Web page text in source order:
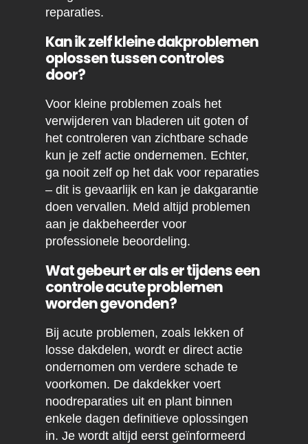
reparaties.
Kan ik zelf kleine dakproblemen
oplossen tussen controles
door?
Voor kleine problemen zoals het
verwijderen van bladeren uit goten of
het controleren van zichtbare schade
kun je zelf actie ondernemen. Echter,
ga nooit zelf op het dak voor reparaties
– dit is gevaarlijk en kan je dakgarantie
doen vervallen. Meld altijd problemen
aan je dakbeheerder voor
professionele beoordeling.
Wat gebeurt er als er tijdens een
controle acute problemen
worden gevonden?
Bij acute problemen, zoals lekken of
losse dakdelen, wordt er direct actie
ondernomen om verdere schade te
voorkomen. De dakdekker voert
noodreparaties uit en plant binnen
enkele dagen definitieve oplossingen
in. Je wordt altijd eerst geïnformeerd